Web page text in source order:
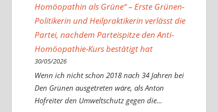
Homöopathin als Grüne“ – Erste Grünen-
Politikerin und Heilpraktikerin verlässt die
Partei, nachdem Parteispitze den Anti-
Homöopathie-Kurs bestätigt hat
30/05/2026
Wenn ich nicht schon 2018 nach 34 Jahren bei
Den Grünen ausgetreten wäre, als Anton
Hofreiter den Umweltschutz gegen die…